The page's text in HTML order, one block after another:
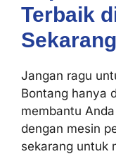
Terbaik
Jangan ragu
Bontang hanya
membantu
dengan mesin
sekarang untuk